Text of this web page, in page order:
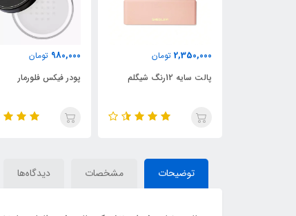
2,350,000 تومان
پالت سایه 12رنگ شیگلم
980,000 تومان
پودر فیکس فلورمار
توضیحات مشخصات دیدگاه‌ها